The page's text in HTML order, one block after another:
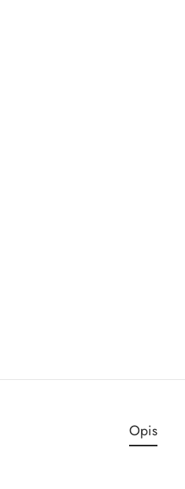
Opis